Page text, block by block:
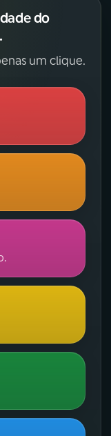
do
um clique.